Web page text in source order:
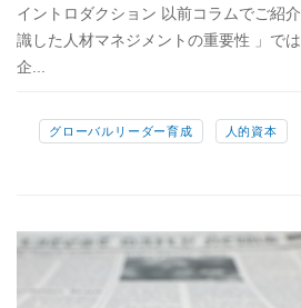
イントロダクション 以前コラムでご紹
識した人材マネジメントの重要性 」で
企...
グローバルリーダー育成 人的資本